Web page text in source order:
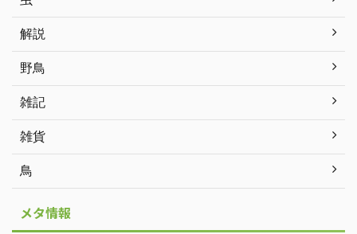
解説
野鳥
雑記
雑貨
鳥
メタ情報